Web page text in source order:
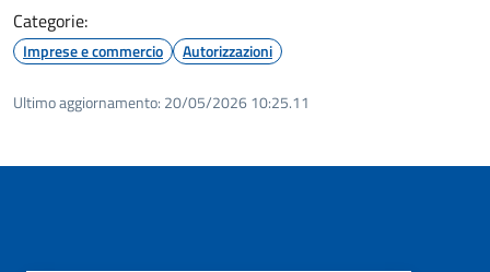
Categorie:
Imprese e commercio Autorizzazioni
Ultimo aggiornamento: 20/05/2026 10:25.11